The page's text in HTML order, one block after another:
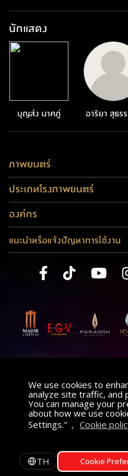
We use cookies to
analyze site traffic, and
You can manage your
about how we use
Settings." , Cookie
TH Cookie
KAEWLA
นักแสดง
บุญส่ง นาคภู่
อาริยา สุธร
วง
ภาพยนตร์
ประเภทโรงภาพยนตร์
องค์กร
แนะนำหรือแจ้งปัญหาการใช้งาน
ค้นหาภาพยนตร์